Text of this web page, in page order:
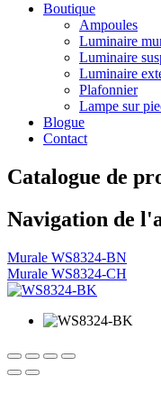
Boutique
Ampoules
Luminaire
Luminaire
Luminaire
Plafonnier
Lampe sur
Blogue
Contact
Catalogue de
Navigation de
Murale WS8324-BN
Murale WS8324-CH